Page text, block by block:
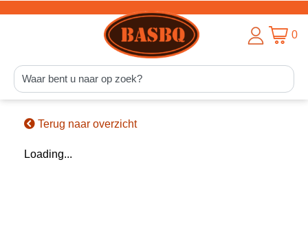
0
Terug naar overzicht
Loading...